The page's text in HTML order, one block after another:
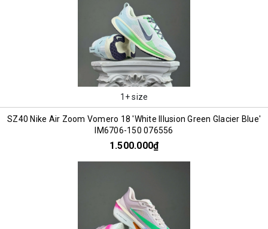
1+ size
SZ40 Nike Air Zoom Vomero 18 'White Illusion Green Glacier Blue'
IM6706-150 076556
1.500.000₫